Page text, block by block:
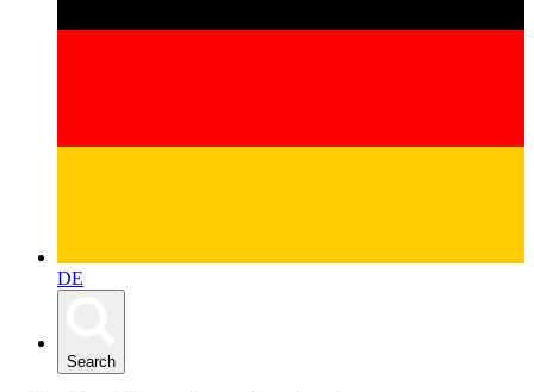
DE
Search